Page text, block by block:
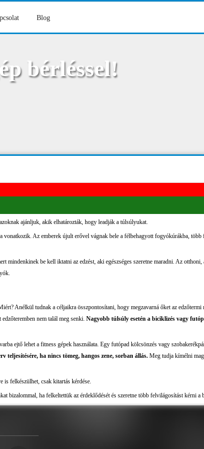
Blog
bérléssel!
ajánljuk, akik elhatározták, hogy leadják a túlsúlyukat.
vonatkozik. Az emberek újult erővel vágnak bele a félbehagyott fogyókúrákba,
mindenkinek be kell iktatni az edzést, aki egészséges szeretne maradni. Az otthoni,
Anélkül tudnak a céljaikra összpontosítani, hogy megzavarná őket az edzőtermi
nem talál meg senki. Nagyobb túlsúly esetén a biciklizés vagy
ejtő lehet a fitness gépek használata. Egy futópad kölcsönzés vagy
teljesítésére, ha nincs tömeg, hangos zene, sorban állás. Meg tudja kímélni
is felkészülhet, csak kitartás kérdése.
bizalommal, ha felkeltettük az érdeklődését és szeretne több felvilágosítást kérni a